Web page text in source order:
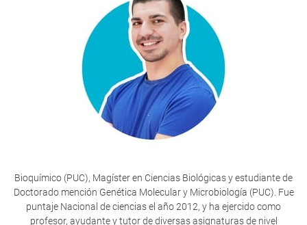
Bioquímico (PUC), Magíster en Ciencias Biológicas y estudiante de
Doctorado mención Genética Molecular y Microbiología (PUC). Fue
puntaje Nacional de ciencias el año 2012, y ha ejercido como
profesor, ayudante y tutor de diversas asignaturas de nivel